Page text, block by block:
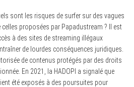
sont les risques de surfer sur des vagues
proposées par Papadustream ? Il est
à des sites de streaming illégaux
de lourdes conséquences juridiques.
de contenus protégés par des droits
En 2021, la HADOPI a signalé que
été exposés à des poursuites pour